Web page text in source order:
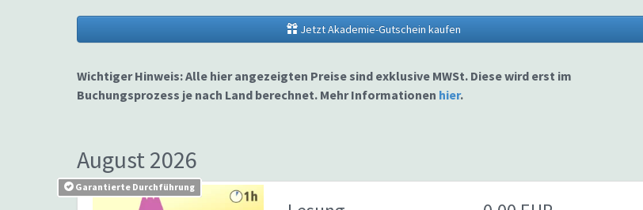
Jetzt Akademie-Gutschein kaufen
Wichtiger Hinweis: Alle hier angezeigten Preise sind exklusive MWSt. Diese wird erst im
Buchungsprozess je nach Land berechnet. Mehr Informationen hier.
August 2026
Garantierte Durchführung